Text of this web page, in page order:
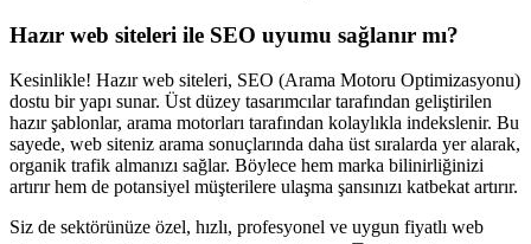
Hazır web siteleri ile SEO uyumu sağlanır mı?
Kesinlikle! Hazır web siteleri, SEO (Arama Motoru Optimizasyonu)
dostu bir yapı sunar. Üst düzey tasarımcılar tarafından geliştirilen
hazır şablonlar, arama motorları tarafından kolaylıkla indekslenir. Bu
sayede, web siteniz arama sonuçlarında daha üst sıralarda yer alarak,
organik trafik almanızı sağlar. Böylece hem marka bilinirliğinizi
artırır hem de potansiyel müşterilere ulaşma şansınızı katbekat artırır.
Siz de sektörünüze özel, hızlı, profesyonel ve uygun fiyatlı web